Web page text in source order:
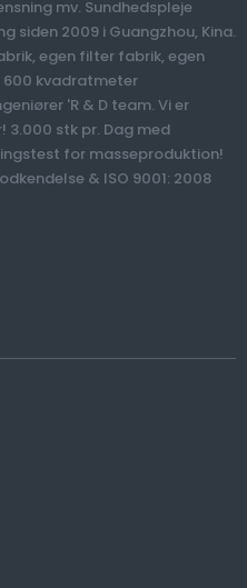
mv. Sundhedspleje
siden 2009 i Guangzhou, Kina.
egen filter fabrik, egen
kvadratmeter
'R & D team. Vi er
3.000 stk pr. Dag med
for masseproduktion!
& ISO 9001: 2008